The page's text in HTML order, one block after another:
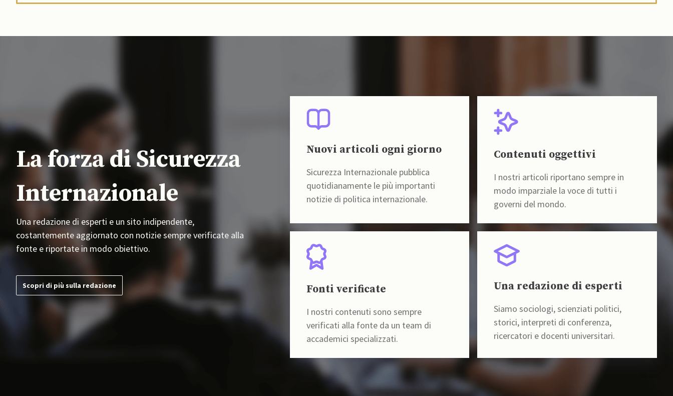
La forza di Sicurezza
Internazionale
Una redazione di esperti e un sito indipendente,
costantemente aggiornato con notizie sempre verificate alla
fonte e riportate in modo obiettivo.
Scopri di più sulla redazione
Nuovi articoli ogni giorno
Sicurezza Internazionale pubblica
quotidianamente le più importanti
notizie di politica internazionale.
Contenuti oggettivi
I nostri articoli riportano sempre in
modo imparziale la voce di tutti i
governi del mondo.
Fonti verificate
I nostri contenuti sono sempre
verificati alla fonte da un team di
accademici specializzati.
Una redazione di esperti
Siamo sociologi, scienziati politici,
storici, interpreti di conferenza,
ricercatori e docenti universitari.